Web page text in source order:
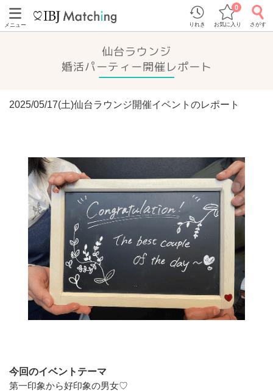
メニュー りれき お気に入り
0
さがす
仙台ラウンジ
婚活パーティー開催レポート
2025/05/17(土)仙台ラウンジ開催イベントのレポート
今回のイベントテーマ
第一印象から好印象の男女♡